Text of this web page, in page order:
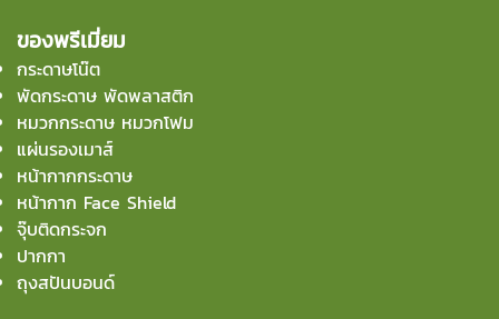
ของพรีเมี่ยม
กระดาษโน๊ต
พัดกระดาษ พัดพลาสติก
หมวกกระดาษ หมวกโฟม
แผ่นรองเมาส์
หน้ากากกระดาษ
หน้ากาก Face Shield
จุ๊บติดกระจก
ปากกา
ถุงสปันบอนด์